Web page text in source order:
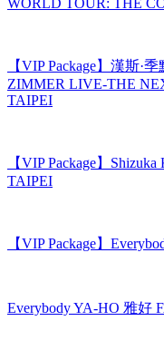
WORLD TOUR: THE
【VIP Package】漢斯·
ZIMMER LIVE-THE
TAIPEI
【VIP Package】
TAIPEI
【VIP Package】
Everybody YA-HO 雅好